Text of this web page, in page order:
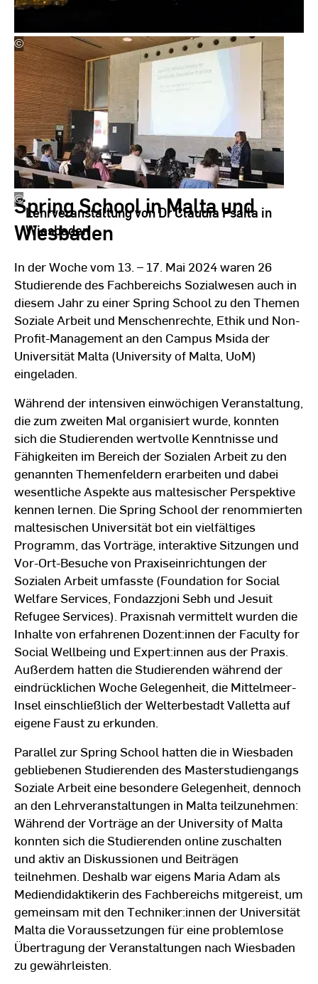
©
Peter
Engert
Blick auf das abendliche Valletta
©
Aki
Sakuta
Lehrveranstaltung von Dr Claudia Psaila in
Wiesbaden
Spring School in Malta und
Wiesbaden
In der Woche vom 13. – 17. Mai 2024 waren 26
Studierende des Fachbereichs Sozialwesen auch in
diesem Jahr zu einer Spring School zu den Themen
Soziale Arbeit und Menschenrechte, Ethik und Non-
Profit-Management an den Campus Msida der
Universität Malta (University of Malta, UoM)
eingeladen.
Während der intensiven einwöchigen Veranstaltung,
die zum zweiten Mal organisiert wurde, konnten
sich die Studierenden wertvolle Kenntnisse und
Fähigkeiten im Bereich der Sozialen Arbeit zu den
genannten Themenfeldern erarbeiten und dabei
wesentliche Aspekte aus maltesischer Perspektive
kennen lernen. Die Spring School der renommierten
maltesischen Universität bot ein vielfältiges
Programm, das Vorträge, interaktive Sitzungen und
Vor-Ort-Besuche von Praxiseinrichtungen der
Sozialen Arbeit umfasste (Foundation for Social
Welfare Services, Fondazzjoni Sebh und Jesuit
Refugee Services). Praxisnah vermittelt wurden die
Inhalte von erfahrenen Dozent:innen der Faculty for
Social Wellbeing und Expert:innen aus der Praxis.
Außerdem hatten die Studierenden während der
eindrücklichen Woche Gelegenheit, die Mittelmeer-
Insel einschließlich der Welterbestadt Valletta auf
eigene Faust zu erkunden.
Parallel zur Spring School hatten die in Wiesbaden
gebliebenen Studierenden des Masterstudiengangs
Soziale Arbeit eine besondere Gelegenheit, dennoch
an den Lehrveranstaltungen in Malta teilzunehmen:
Während der Vorträge an der University of Malta
konnten sich die Studierenden online zuschalten
und aktiv an Diskussionen und Beiträgen
teilnehmen. Deshalb war eigens Maria Adam als
Mediendidaktikerin des Fachbereichs mitgereist, um
gemeinsam mit den Techniker:innen der Universität
Malta die Voraussetzungen für eine problemlose
Übertragung der Veranstaltungen nach Wiesbaden
zu gewährleisten.